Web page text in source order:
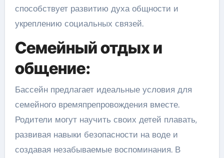
способствует развитию духа общности и
укреплению социальных связей.
Семейный отдых и
общение:
Бассейн предлагает идеальные условия для
семейного времяпрепровождения вместе.
Родители могут научить своих детей плавать,
развивая навыки безопасности на воде и
создавая незабываемые воспоминания. В